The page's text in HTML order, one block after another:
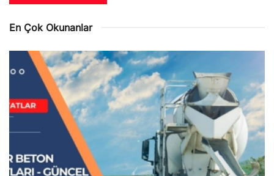
En Çok Okunanlar